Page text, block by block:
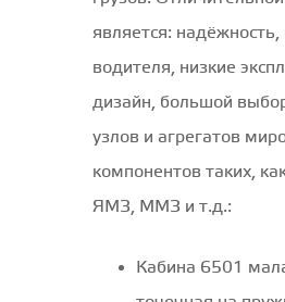
является:
водителя, низкие
дизайн, большой
узлов и агрегатов
компонентов таких,
ЯМЗ, ММЗ и т.д.:
Кабина 6501